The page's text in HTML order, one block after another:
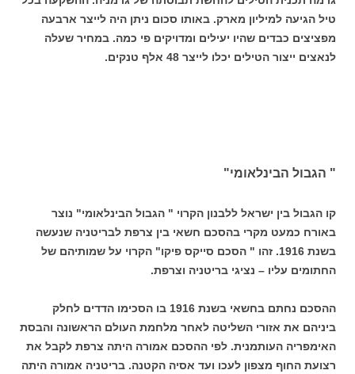
טיל הגיעה למיליון מארק. באותו סכום ניתן היה לייצר ארבעה
מפציצים כבדים שהיו יעילים ומדויקים פי כמה. במחיר שעלה
לנאצים ייצור הטילים יכלו לייצר 48 אלף טנקים.
" הגבול הבינלאומי"
קו הגבול בין ישראל ללבנון הקרוי " הגבול הבינלאומי" נוצר
באורח כמעט מקרי בהסכם חשאי בין צרפת לבריטניה שנעשה
בשנת 1916. זהו " הסכם סייקס פיקו" הקרוי על שמותיהם של
החתומים עליו – נציגי בריטניה וצרפת.
ההסכם נחתם בחשאי בשנת 1916 בו הסכימו הדדים לחלק
ביניהם את אזורי השליטה לאחר מלחמת העולם הראשונה והבסת
האימפריה העותמנית. לפי ההסכם אמורה היתה צרפת לקבל את
רצועת החוף מצפון לעכו ועד אסיה הקטנה. בריטניה אמורה היתה